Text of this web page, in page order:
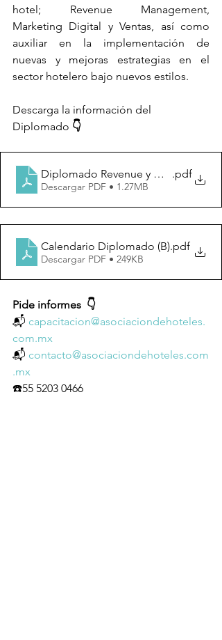
hotel; Revenue Management,
Marketing Digital y Ventas, así como
auxiliar en la implementación de
nuevas y mejoras estrategias en el
sector hotelero bajo nuevos estilos.
Descarga la información del
Diplomado 👇
Diplomado Revenue y Marketing (B)
.pdf
Descargar PDF • 1.27MB
Calendario Diplomado (B).pdf
Descargar PDF • 249KB
Pide informes  👇
📬 capacitacion@asociaciondehoteles.
com.mx
📬 contacto@asociaciondehoteles.com
.mx
☎️55 5203 0466